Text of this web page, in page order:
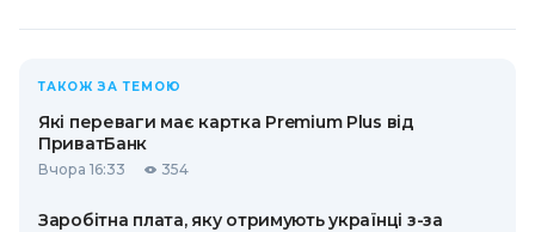
ТАКОЖ ЗА ТЕМОЮ
Які переваги має картка Premium Plus від
ПриватБанк
Вчора 16:33 354
Заробітна плата, яку отримують українці з-за